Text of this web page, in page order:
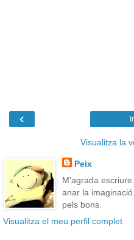
‹
Visualitza la
Peix
M'agrada
anar la
pels bons.
Visualitza el meu perfil complet